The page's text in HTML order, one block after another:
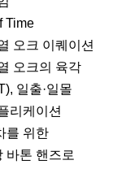
Time
오크 이퀘이션
오크의 육각
일출·일몰
리케이션
를 위한
바톤 핸즈로